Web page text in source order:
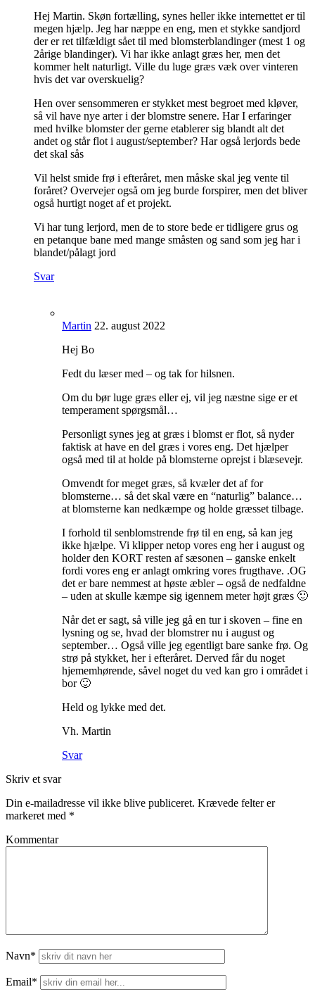
Hej Martin. Skøn fortælling, synes heller ikke internettet er til
megen hjælp. Jeg har næppe en eng, men et stykke sandjord
der er ret tilfældigt sået til med blomsterblandinger (mest 1 og
2årige blandinger). Vi har ikke anlagt græs her, men det
kommer helt naturligt. Ville du luge græs væk over vinteren
hvis det var overskuelig?
Hen over sensommeren er stykket mest begroet med kløver,
så vil have nye arter i der blomstre senere. Har I erfaringer
med hvilke blomster der gerne etablerer sig blandt alt det
andet og står flot i august/september? Har også lerjords bede
det skal sås
Vil helst smide frø i efteråret, men måske skal jeg vente til
foråret? Overvejer også om jeg burde forspirer, men det bliver
også hurtigt noget af et projekt.
Vi har tung lerjord, men de to store bede er tidligere grus og
en petanque bane med mange småsten og sand som jeg har i
blandet/pålagt jord
Svar
Martin 22. august 2022
Hej Bo
Fedt du læser med – og tak for hilsnen.
Om du bør luge græs eller ej, vil jeg næstne sige er et
temperament spørgsmål…
Personligt synes jeg at græs i blomst er flot, så nyder
faktisk at have en del græs i vores eng. Det hjælper
også med til at holde på blomsterne oprejst i blæsevejr.
Omvendt for meget græs, så kvæler det af for
blomsterne… så det skal være en “naturlig” balance…
at blomsterne kan nedkæmpe og holde græsset tilbage.
I forhold til senblomstrende frø til en eng, så kan jeg
ikke hjælpe. Vi klipper netop vores eng her i august og
holder den KORT resten af sæsonen – ganske enkelt
fordi vores eng er anlagt omkring vores frugthave. .OG
det er bare nemmest at høste æbler – også de nedfaldne
– uden at skulle kæmpe sig igennem meter højt græs 🙂
Når det er sagt, så ville jeg gå en tur i skoven – fine en
lysning og se, hvad der blomstrer nu i august og
september… Også ville jeg egentligt bare sanke frø. Og
strø på stykket, her i efteråret. Derved får du noget
hjememhørende, såvel noget du ved kan gro i området i
bor 🙂
Held og lykke med det.
Vh. Martin
Svar
Skriv et svar
Din e-mailadresse vil ikke blive publiceret. Krævede felter er
markeret med *
Kommentar
Navn*
Email*